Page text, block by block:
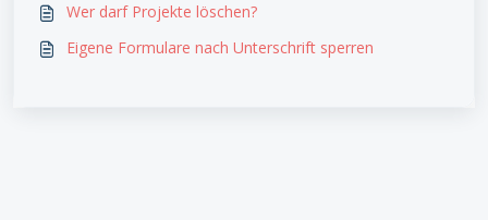
Wer darf Projekte löschen?
Eigene Formulare nach Unterschrift sperren